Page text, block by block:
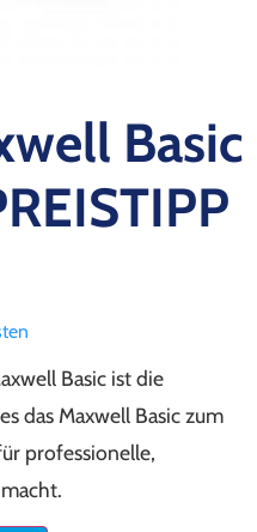
Basic
Basic ist die
das Maxwell Basic zum
professionelle,